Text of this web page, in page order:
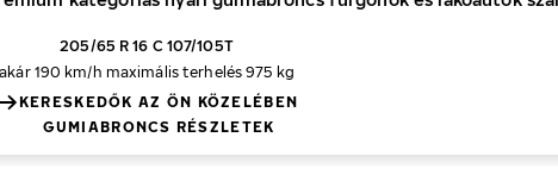
205/65 R 16 C 107/105T
akár 190 km/h maximális terhelés 975 kg
KERESKEDŐK AZ ÖN KÖZELÉBEN
GUMIABRONCS RÉSZLETEK